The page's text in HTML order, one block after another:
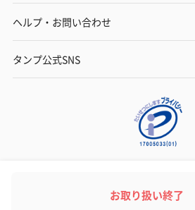
お取り扱い終了
ヘルプ・お問い合わせ
タンプ公式SNS
Copyright© TANP Inc.